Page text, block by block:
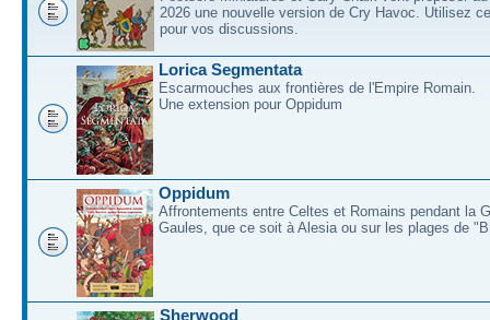
2026 une nouvelle version de Cry Havoc. Utilisez
pour vos discussions.
Lorica Segmentata
Escarmouches aux frontières de l'Empire Romain.
Une extension pour Oppidum
Oppidum
Affrontements entre Celtes et Romains pendant la
Gaules, que ce soit à Alesia ou sur les plages de
Sherwood